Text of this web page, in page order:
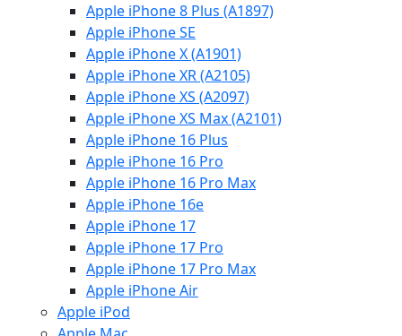
Apple iPhone 8 Plus (A1897)
Apple iPhone SE
Apple iPhone X (A1901)
Apple iPhone XR (A2105)
Apple iPhone XS (A2097)
Apple iPhone XS Max (A2101)
Apple iPhone 16 Plus
Apple iPhone 16 Pro
Apple iPhone 16 Pro Max
Apple iPhone 16e
Apple iPhone 17
Apple iPhone 17 Pro
Apple iPhone 17 Pro Max
Apple iPhone Air
Apple iPod